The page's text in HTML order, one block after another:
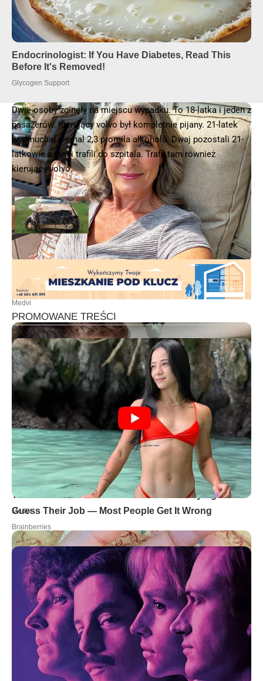
Dwie osoby zginęły na miejscu wypadku. To 18-latka i jeden z
pasażerów. Kierujący volvo był kompletnie pijany. 21-latek
wydmuchał niemal 2,3 promila alkoholu. Dwaj pozostali 21-
latkowie z ranni trafili do szpitala. Trafił tam również
kierujący volvo.